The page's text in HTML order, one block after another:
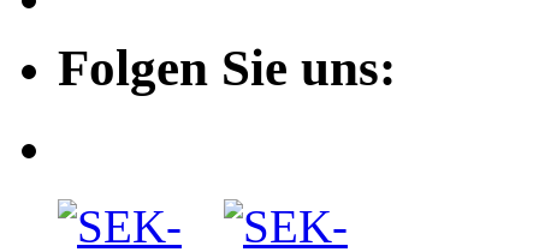
Folgen Sie uns: